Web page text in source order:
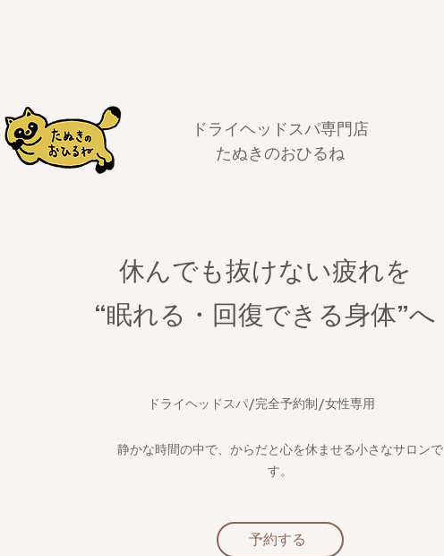
ドライヘッドスパ専門店
​たぬきのおひるね
休んでも抜けない疲れを
​“眠れる・回復できる身体”へ
​ドライヘッドスパ/完全予約制/女性専用
静かな時間の中で、からだと心を休ませる小さなサロンで
す。
予約する